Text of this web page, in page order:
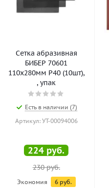
Сетка абразивная
БИБЕР 70601
110х280мм Р40 (10шт),
, упак
Есть в наличии (7)
Артикул: УТ-00094006
224 руб.
230руб.
Экономия 6руб.